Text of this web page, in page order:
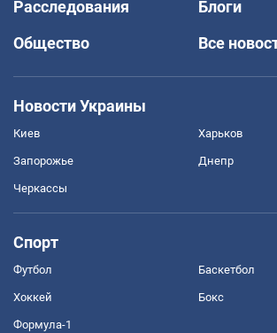
Расследования
Блоги
Общество
Все
Новости Украины
Киев Харьков
Запорожье Днепр
Черкассы
Спорт
Футбол Баскетбол
Хоккей Бокс
Формула-1